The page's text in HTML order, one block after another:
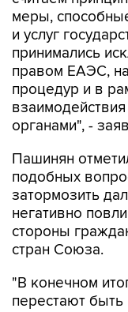
меры,
и услуг
принимались
правом ЕАЭС,
процедур и в
органами", -
Пашинян
подобных
затормозить
негативно
стороны
стран Союза.
"В конечном
перестают